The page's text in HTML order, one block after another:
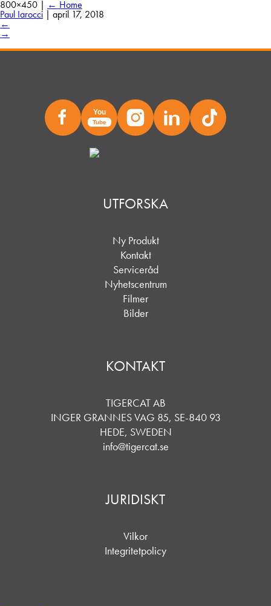
800×450 | ← Home
Paul Iarocci | april 17, 2018
←
→
You
Tube
UTFORSKA
Ny Produkt
Kontakt
Serviceråd
Nyhetscentrum
Filmer
Bilder
KONTAKT
TIGERCAT AB
INGER GRANNES VAG 85, SE-840 93
HEDE, SWEDEN
info@tigercat.se
JURIDISKT
Vilkor
Integritetpolicy